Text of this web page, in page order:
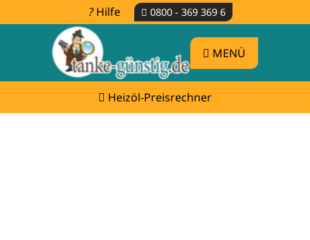
Hilfe 0800 - 369 369 6
MENÜ
Heizöl-Preisrechner